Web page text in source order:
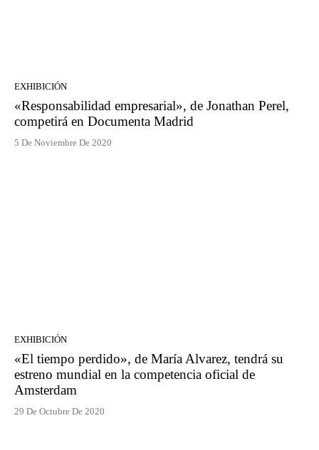
EXHIBICIÓN
«Responsabilidad empresarial», de Jonathan Perel,
competirá en Documenta Madrid
5 De Noviembre De 2020
EXHIBICIÓN
«El tiempo perdido», de María Alvarez, tendrá su
estreno mundial en la competencia oficial de
Amsterdam
29 De Octubre De 2020